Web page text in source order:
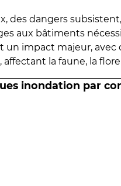
des dangers
aux bâtiments
un impact majeur,
la faune, la
inondation par